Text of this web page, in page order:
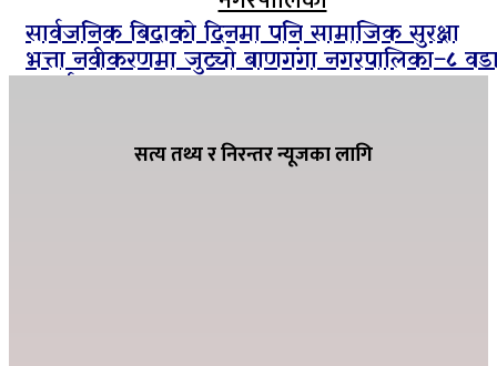
सार्वजनिक बिदाको दिनमा पनि सामाजिक सुरक्षा
भत्ता नवीकरणमा जुट्यो बाणगंगा नगरपालिका–८
सत्य तथ्य र निरन्तर न्यूजका लागि